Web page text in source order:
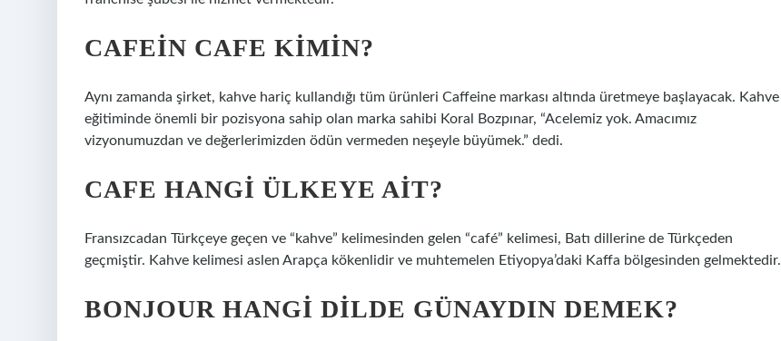
CAFEIN CAFE KIMIN?
Aynı zamanda şirket, kahve hariç kullandığı tüm ürünleri Caffeine markası altında üretmeye başlayacak. Kahve
eğitiminde önemli bir pozisyona sahip olan marka sahibi Koral Bozpınar, “Acelemiz yok. Amacımız
vizyonumuzdan ve değerlerimizden ödün vermeden neşeyle büyümek.” dedi.
CAFE HANGI ÜLKEYE AIT?
Fransızcadan Türkçeye geçen ve “kahve” kelimesinden gelen “café” kelimesi, Batı dillerine de Türkçeden
geçmiştir. Kahve kelimesi aslen Arapça kökenlidir ve muhtemelen Etiyopya’daki Kaffa bölgesinden gelmektedir.
BONJOUR HANGI DILDE GÜNAYDIN DEMEK?